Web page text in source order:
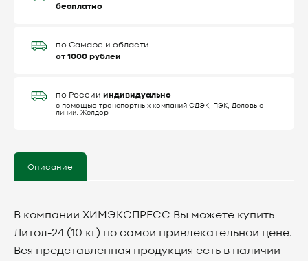
бесплатно
по Самаре и области
от 1000 рублей
по России индивидуально
с помощью транспортных компаний СДЭК, ПЭК, Деловые
линии, Желдор
Описание
В компании ХИМЭКСПРЕСС Вы можете купить
Литол-24 (10 кг) по самой привлекательной цене.
Вся представленная продукция есть в наличии